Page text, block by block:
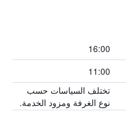
16:00
11:00
تختلف السياسات حسب
نوع الغرفة ومزود الخدمة.